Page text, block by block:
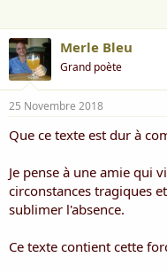
Merle Bleu
Grand poète
25 Novembre 2018
Que ce texte est dur à
Je pense à une amie qui
circonstances tragiques
sublimer l'absence.
Ce texte contient cette